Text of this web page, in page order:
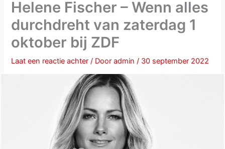
Helene Fischer – Wenn alles
durchdreht van zaterdag 1
oktober bij ZDF
Laat een reactie achter / Dooradmin/ 30 september 2022